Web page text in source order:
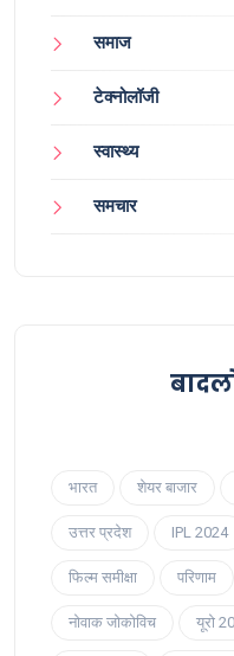
समाज
टेक्नोलॉजी
स्वास्थ्य
समचार
भारत शेयर बाजार
उत्तर प्रदेश IPL 2024
फिल्म समीक्षा परिणाम
नोवाक जोकोविच यूरो